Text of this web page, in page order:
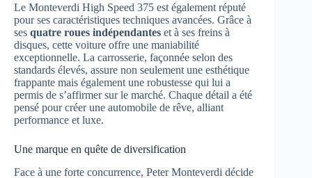
Le Monteverdi High Speed 375 est également réputé
pour ses caractéristiques techniques avancées. Grâce à
ses quatre roues indépendantes et à ses freins à
disques, cette voiture offre une maniabilité
exceptionnelle. La carrosserie, façonnée selon des
standards élevés, assure non seulement une esthétique
frappante mais également une robustesse qui lui a
permis de s’affirmer sur le marché. Chaque détail a été
pensé pour créer une automobile de rêve, alliant
performance et luxe.
Une marque en quête de diversification
Face à une forte concurrence, Peter Monteverdi décide